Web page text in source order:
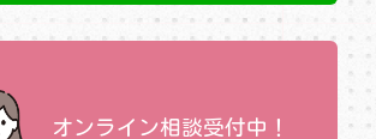
オンライン相談受付中！